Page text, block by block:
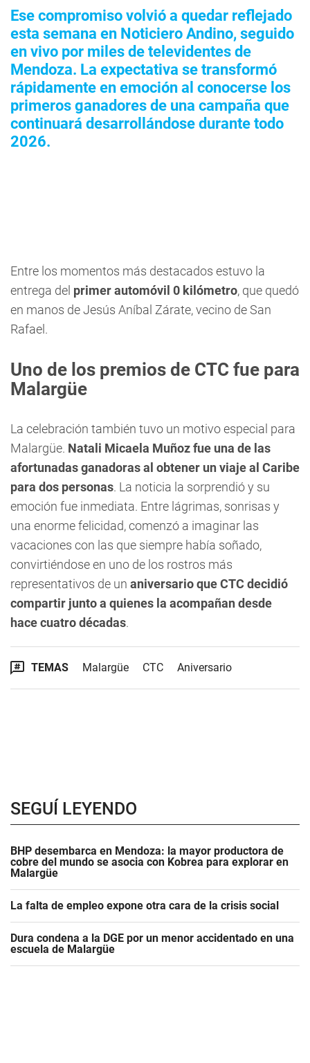
Ese compromiso volvió a quedar reflejado
esta semana en Noticiero Andino, seguido
en vivo por miles de televidentes de
Mendoza. La expectativa se transformó
rápidamente en emoción al conocerse los
primeros ganadores de una campaña que
continuará desarrollándose durante todo
2026.
Entre los momentos más destacados estuvo la
entrega del primer automóvil 0 kilómetro, que quedó
en manos de Jesús Aníbal Zárate, vecino de San
Rafael.
Uno de los premios de CTC fue para
Malargüe
La celebración también tuvo un motivo especial para
Malargüe. Natali Micaela Muñoz fue una de las
afortunadas ganadoras al obtener un viaje al Caribe
para dos personas. La noticia la sorprendió y su
emoción fue inmediata. Entre lágrimas, sonrisas y
una enorme felicidad, comenzó a imaginar las
vacaciones con las que siempre había soñado,
convirtiéndose en uno de los rostros más
representativos de un aniversario que CTC decidió
compartir junto a quienes la acompañan desde
hace cuatro décadas.
TEMAS Malargüe CTC Aniversario
SEGUÍ LEYENDO
BHP desembarca en Mendoza: la mayor productora de
cobre del mundo se asocia con Kobrea para explorar en
Malargüe
La falta de empleo expone otra cara de la crisis social
Dura condena a la DGE por un menor accidentado en una
escuela de Malargüe